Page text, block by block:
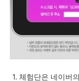
1. 체험단은 네이버